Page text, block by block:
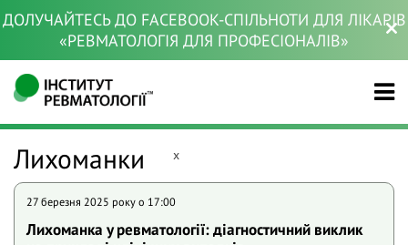
ДОЛУЧАЙТЕСЬ ДО FACEBOOK-СПІЛЬНОТИ ДЛЯ ЛІКАРІВ
«РЕВМАТОЛОГІЯ ДЛЯ ПРОФЕСІОНАЛІВ»
Лихоманки x
27 березня 2025 року o 17:00
Лихоманка у ревматології: діагностичний виклик